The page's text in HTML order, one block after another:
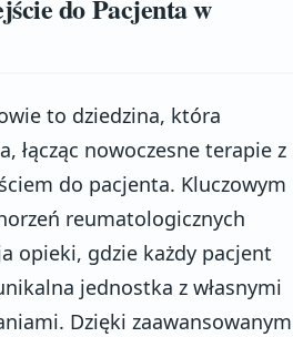
do Pacjenta w
to dziedzina, która
łącząc nowoczesne terapie z
do pacjenta. Kluczowym
reumatologicznych
opieki, gdzie każdy pacjent
jednostka z własnymi
Dzięki zaawansowanym